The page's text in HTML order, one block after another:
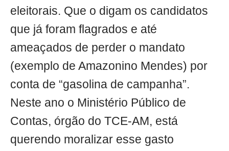
eleitorais. Que o digam os candidatos
que já foram flagrados e até
ameaçados de perder o mandato
(exemplo de Amazonino Mendes) por
conta de “gasolina de campanha”.
Neste ano o Ministério Público de
Contas, órgão do TCE-AM, está
querendo moralizar esse gasto